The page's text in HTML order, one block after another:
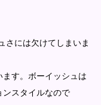
さには欠けてしまいま
す。ボーイッシュは
ンスタイルなので